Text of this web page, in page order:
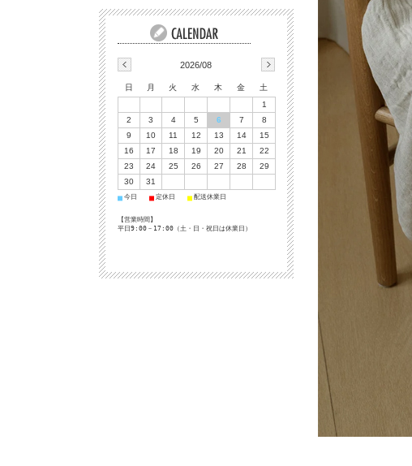
2026/08
日 月 火 水 木 金
土
1
2
3 4 5 6 7
8
9
10 11 12 13 14
15
16
17 18 19 20 21
22
23
24 25 26 27 28
29
30
31
■ 今日 ■ 定休日 ■ 配送休業日
【営業時間】
平日9:00－17:00（土・日・祝日は休業日）